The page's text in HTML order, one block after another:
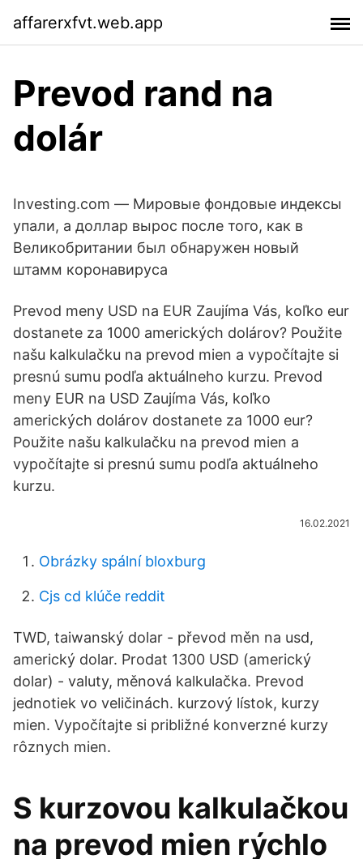
affarerxfvt.web.app
Prevod rand na
dolár
Investing.com — Мировые фондовые индексы
упали, а доллар вырос после того, как в
Великобритании был обнаружен новый
штамм коронавируса
Prevod meny USD na EUR Zaujíma Vás, koľko eur
dostanete za 1000 amerických dolárov? Použite
našu kalkulačku na prevod mien a vypočítajte si
presnú sumu podľa aktuálneho kurzu. Prevod
meny EUR na USD Zaujíma Vás, koľko
amerických dolárov dostanete za 1000 eur?
Použite našu kalkulačku na prevod mien a
vypočítajte si presnú sumu podľa aktuálneho
kurzu.
16.02.2021
Obrázky spální bloxburg
Cjs cd klúče reddit
TWD, taiwanský dolar - převod měn na usd,
americký dolar. Prodat 1300 USD (americký
dolar) - valuty, měnová kalkulačka. Prevod
jednotiek vo veličinách. kurzový lístok, kurzy
mien. Vypočítajte si približné konverzné kurzy
rôznych mien.
S kurzovou kalkulačkou
na prevod mien rýchlo